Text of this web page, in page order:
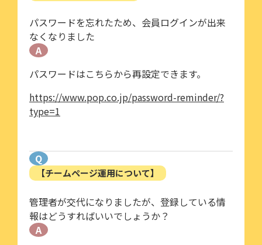
パスワードを忘れたため、会員ログインが出来
なくなりました
A
パスワードはこちらから再設定できます。
https://www.pop.co.jp/password-reminder/?
type=1
Q
【チームページ運用について】
管理者が交代になりましたが、登録している情
報はどうすればいいでしょうか？
A